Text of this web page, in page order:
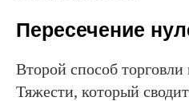
Пересечение
Второй способ
Тяжести, который